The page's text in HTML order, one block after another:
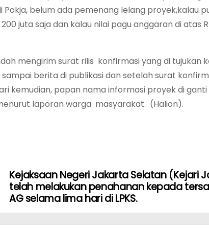
belum ada pemenang lelang proyek,kalau
juta saja dan kalau nilai pagu anggaran di atas
mengirim surat rilis konfirmasi yang di tujukan
berita di publikasi dan setelah surat
kemudian, papan nama informasi proyek di ganti
laporan warga masyarakat. (Halion).
Kejaksaan Negeri Jakarta Selatan (Kejari
telah melakukan penahanan kepada
AG selama lima hari di LPKS.